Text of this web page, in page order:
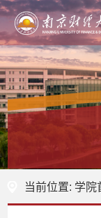
当前位置: 学院